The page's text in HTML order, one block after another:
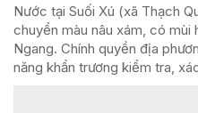
Nước tại Suối Xú (xã Thạch
chuyển màu nâu xám, có mùi
Ngang. Chính quyền địa
năng khẩn trương kiểm tra,